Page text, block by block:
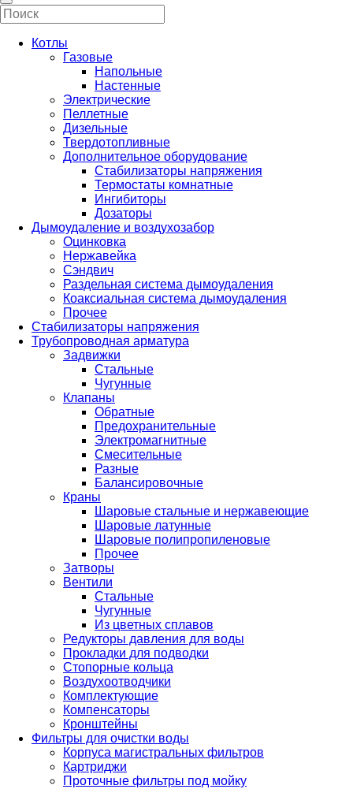
Котлы
Газовые
Напольные
Настенные
Электрические
Пеллетные
Дизельные
Твердотопливные
Дополнительное оборудование
Стабилизаторы напряжения
Термостаты комнатные
Ингибиторы
Дозаторы
Дымоудаление и воздухозабор
Оцинковка
Нержавейка
Сэндвич
Раздельная система дымоудаления
Коаксиальная система дымоудаления
Прочее
Стабилизаторы напряжения
Трубопроводная арматура
Задвижки
Стальные
Чугунные
Клапаны
Обратные
Предохранительные
Электромагнитные
Смесительные
Разные
Балансировочные
Краны
Шаровые стальные и нержавеющие
Шаровые латунные
Шаровые полипропиленовые
Прочее
Затворы
Вентили
Стальные
Чугунные
Из цветных сплавов
Редукторы давления для воды
Прокладки для подводки
Стопорные кольца
Воздухоотводчики
Комплектующие
Компенсаторы
Кронштейны
Фильтры для очистки воды
Корпуса магистральных фильтров
Картриджи
Проточные фильтры под мойку